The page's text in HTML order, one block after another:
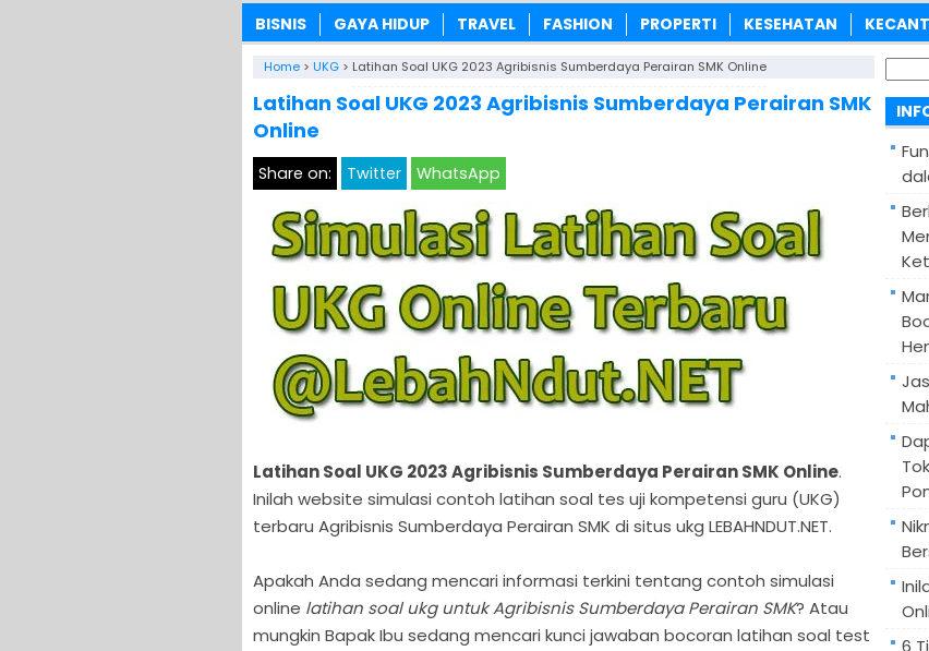
BISNIS GAYA HIDUP TRAVEL FASHION PROPERTI KESEHATAN
Home > UKG > Latihan Soal UKG 2023 Agribisnis Sumberdaya Perairan SMK Online
Latihan Soal UKG 2023 Agribisnis Sumberdaya Perairan SMK
Online
Share on: Twitter WhatsApp
Latihan Soal UKG 2023 Agribisnis Sumberdaya Perairan SMK Online.
Inilah website simulasi contoh latihan soal tes uji kompetensi guru (UKG)
terbaru Agribisnis Sumberdaya Perairan SMK di situs ukg LEBAHNDUT.NET.
Apakah Anda sedang mencari informasi terkini tentang contoh simulasi
online latihan soal ukg untuk Agribisnis Sumberdaya Perairan SMK? Atau
mungkin Bapak Ibu sedang mencari kunci jawaban bocoran latihan soal test
6